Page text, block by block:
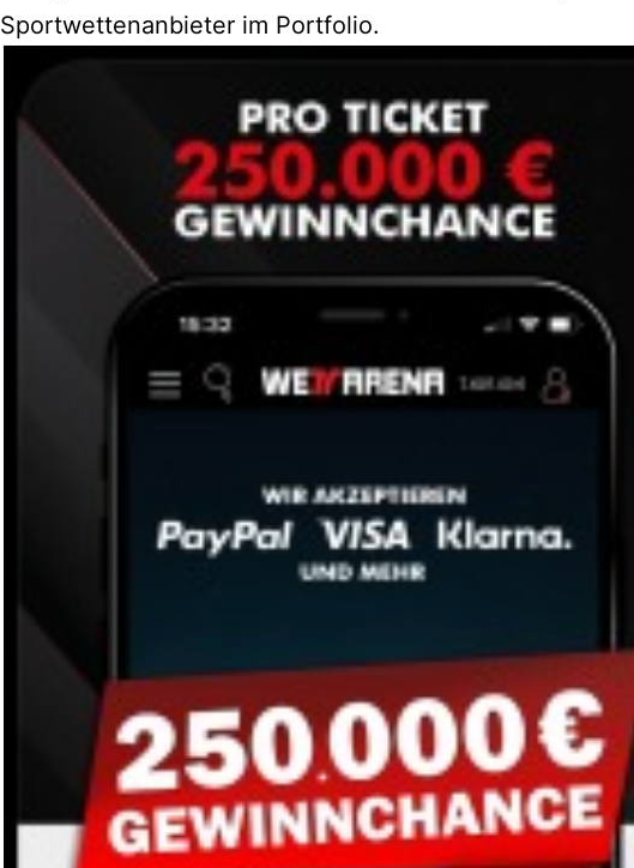
Sportwettenanbieter im Portfolio.